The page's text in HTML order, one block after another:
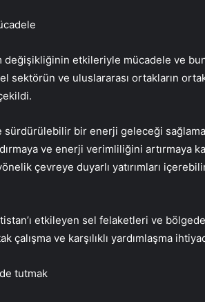
etkileriyle mücadele ve
sektörün ve uluslararası ortakların
sürdürülebilir bir enerji geleceği
ve enerji verimliliğini artırmaya
çevreye duyarlı yatırımları
etkileyen sel felaketleri ve
ve karşılıklı yardımlaşma
tutmak